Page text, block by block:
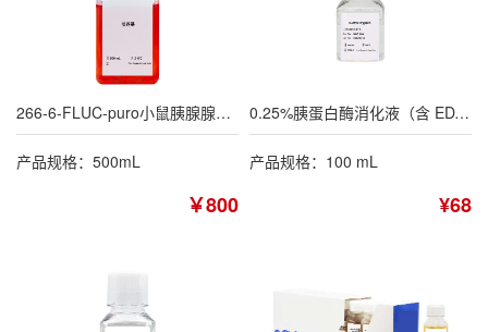
266-6-FLUC-puro小鼠胰腺腺泡癌细胞专用培养基
产品规格：500mL
￥800
0.25%胰蛋白酶消化液（含 EDTA，不含酚红）
产品规格：100 mL
¥68